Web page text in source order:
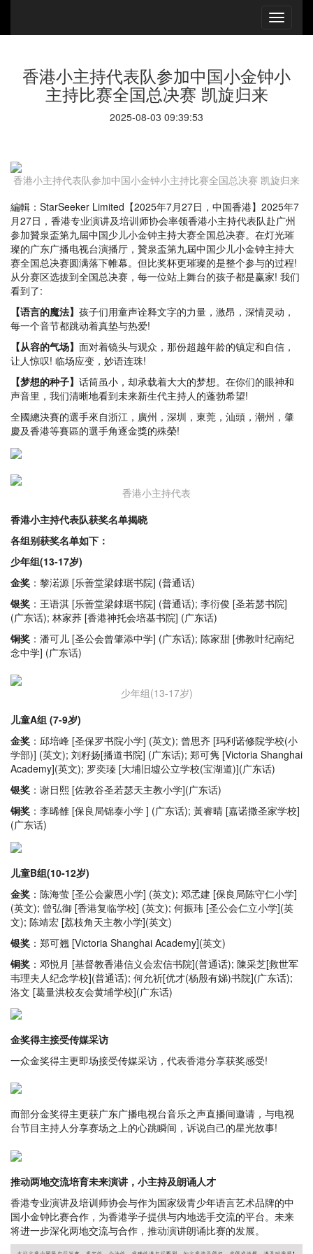
香港小主持代表队参加中国小金钟小
主持比赛全国总决赛 凯旋归来
2025-08-03 09:39:53
香港小主持代表队参加中国小金钟小主持比赛全国总决赛 凯旋归来
編輯：StarSeeker Limited【2025年7月27日，中国香港】2025年7
月27日，香港专业演讲及培训师协会率领香港小主持代表队赴广州
参加贊泉盃第九屆中国少儿小金钟主持大赛全国总决赛。在灯光璀
璨的广东广播电视台演播厅，贊泉盃第九屆中国少儿小金钟主持大
赛全国总决赛圆满落下帷幕。但比奖杯更璀璨的是整个参与的过程!
从分赛区选拔到全国总决赛，每一位站上舞台的孩子都是赢家! 我们
看到了:
【语言的魔法】 孩子们用童声诠释文字的力量，激昂，深情灵动，
每一个音节都跳动着真垫与热爱!
【从容的气场】 面对着镜头与观众，那份超越年龄的镇定和自信，
让人惊叹! 临场应变，妙语连珠!
【梦想的种子】 话筒虽小，却承载着大大的梦想。在你们的眼神和
声音里，我们清晰地看到未来新生代主持人的蓬勃希望!
全國總決賽的選手來自浙江，廣州，深圳，東莞，汕頭，潮州，肇
慶及香港等賽區的選手角逐金獎的殊榮!
香港小主持代表
香港小主持代表队获奖名单揭晓
各组别获奖名单如下：
少年组(13-17岁)
金奖 ：黎渃源 [乐善堂梁銶琚书院] (普通话)
银奖 ：王语淇 [乐善堂梁銶琚书院] (普通话); 李衍俊 [圣若瑟书院]
(广东话); 林家荞 [香港神托会培基书院] (广东话)
铜奖 ：潘可儿 [圣公会曾肇添中学] (广东话); 陈家甜 [佛教叶纪南纪
念中学] (广东话)
少年组(13-17岁)
儿童A组 (7-9岁)
金奖 ：邱培峰 [圣保罗书院小学] (英文); 曾思齐 [玛利诺修院学校(小
学部)] (英文); 刘籽扬[播道书院] (广东话); 郑可隽 [Victoria Shanghai
Academy](英文); 罗奕瑧 [大埔旧墟公立学校(宝湖道)](广东话)
银奖 ：谢日熙 [佐敦谷圣若瑟天主教小学](广东话)
铜奖 ：李晞雒 [保良局锦泰小学 ] (广东话); 黃睿晴 [嘉诺撒圣家学校]
(广东话)
儿童B组(10-12岁)
金奖 ：陈海萤 [圣公会蒙恩小学] (英文); 邓孞建 [保良局陈守仁小学]
(英文); 曾弘御 [香港复临学校] (英文); 何振玮 [圣公会仁立小学](英
文); 陈靖宏 [荔枝角天主教小学](英文)
银奖 ：郑可翘 [Victoria Shanghai Academy](英文)
铜奖 ：邓悦月 [基督教香港信义会宏信书院](普通话); 陳采芝[救世军
韦理夫人纪念学校](普通话); 何允祈[优才(杨殷有娣)书院](广东话);
洛文 [葛量洪校友会黄埔学校](广东话)
金奖得主接受传媒采访
一众金奖得主更即场接受传媒采访，代表香港分享获奖感受!
而部分金奖得主更获广东广播电视台音乐之声直播间邀请，与电视
台节目主持人分享赛场之上的心跳瞬间，诉说自己的星光故事!
推动两地交流培育未来演讲，小主持及朗诵人才
香港专业演讲及培训师协会与作为国家级青少年语言艺术品牌的中
国小金钟比赛合作，为香港学子提供与内地选手交流的平台。未来
将进一步深化两地交流与合作，推动演讲朗诵比赛的发展。